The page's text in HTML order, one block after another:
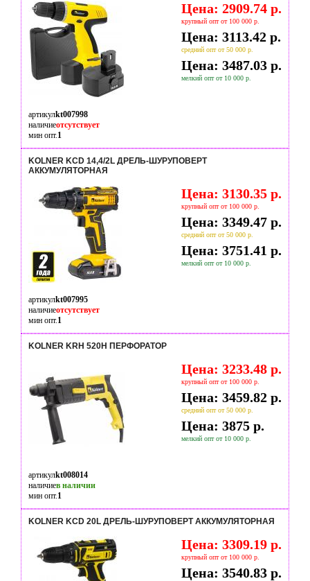
Цена: 2909.74 р.
крупный опт от 100 000 р.
Цена: 3113.42 р.
средний опт от 50 000 р.
Цена: 3487.03 р.
мелкий опт от 10 000 р.
артикулkt007998
наличиеотсутствует
мин опт.1
KOLNER KCD 14,4/2L ДРЕЛЬ-ШУРУПОВЕРТ
АККУМУЛЯТОРНАЯ
Цена: 3130.35 р.
крупный опт от 100 000 р.
Цена: 3349.47 р.
средний опт от 50 000 р.
Цена: 3751.41 р.
мелкий опт от 10 000 р.
артикулkt007995
наличиеотсутствует
мин опт.1
KOLNER KRH 520Н ПЕРФОРАТОР
Цена: 3233.48 р.
крупный опт от 100 000 р.
Цена: 3459.82 р.
средний опт от 50 000 р.
Цена: 3875 р.
мелкий опт от 10 000 р.
артикулkt008014
наличиев наличии
мин опт.1
KOLNER KCD 20L ДРЕЛЬ-ШУРУПОВЕРТ АККУМУЛЯТОРНАЯ
Цена: 3309.19 р.
крупный опт от 100 000 р.
Цена: 3540.83 р.